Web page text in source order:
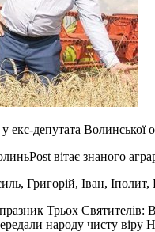
екс-депутата Волинської
вітає знаного
Григорій, Іван, Іполит,
Трьох Святителів:
народу чисту віру